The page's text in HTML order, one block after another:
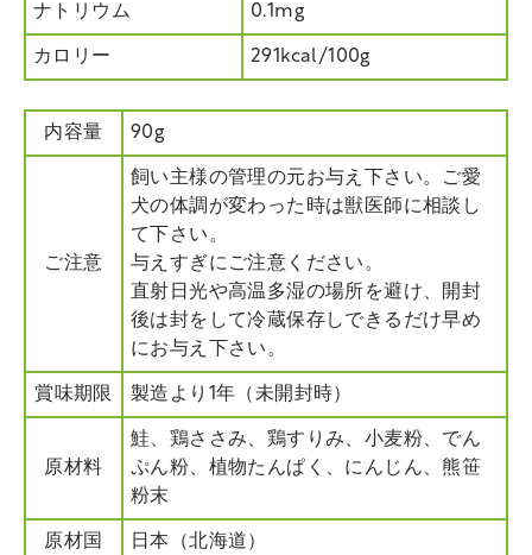
ナトリウム 0.1mg
カロリー 291kcal/100g
内容量 90g
ご注意
飼い主様の管理の元お与え下さい。ご愛
犬の体調が変わった時は獣医師に相談し
て下さい。
与えすぎにご注意ください。
直射日光や高温多湿の場所を避け、開封
後は封をして冷蔵保存しできるだけ早め
にお与え下さい。
賞味期限 製造より1年（未開封時）
原材料
鮭、鶏ささみ、鶏すりみ、小麦粉、でん
ぷん粉、植物たんぱく、にんじん、熊笹
粉末
原材国 日本（北海道）